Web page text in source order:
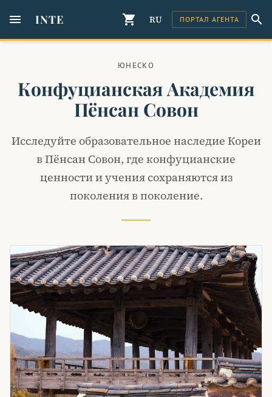
menu INTE shopping_cart RU ПОРТАЛ АГЕНТА search
ЮНЕСКО
Конфуцианская Академия
Пёнсан Совон
Исследуйте образовательное наследие Кореи
в Пёнсан Совон, где конфуцианские
ценности и учения сохраняются из
поколения в поколение.